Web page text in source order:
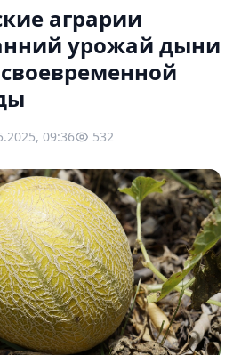
аграрии
урожай дыни
09:36 532